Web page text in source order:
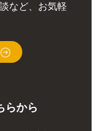
など、お気軽
らから